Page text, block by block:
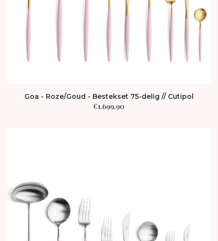
Goa - Roze/Goud - Bestekset 75-delig // Cutipol
€1.699,90